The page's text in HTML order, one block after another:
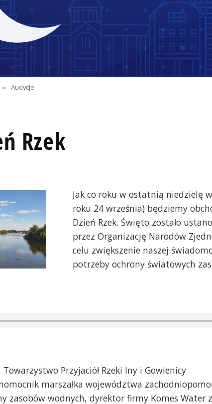
» Audycje
Rzek
Jak co roku w ostatnią niedzielę
roku 24 września) będziemy
Dzień Rzek. Święto zostało
przez Organizację Narodów
celu zwiększenie naszej
potrzeby ochrony światowych
Przyjaciół Rzeki Iny i Gowienicy
marszałka województwa
zasobów wodnych, dyrektor firmy Komes Water